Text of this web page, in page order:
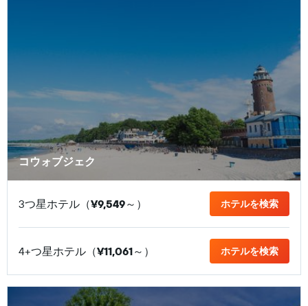
コウォブジェク
3つ星ホテル（¥9,549​～） ホテルを検索
4+つ星ホテル（¥11,061​～） ホテルを検索